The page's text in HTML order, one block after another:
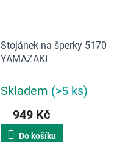
Stojánek na šperky 5170
YAMAZAKI
Skladem (>5 ks)
949 Kč
Do košíku